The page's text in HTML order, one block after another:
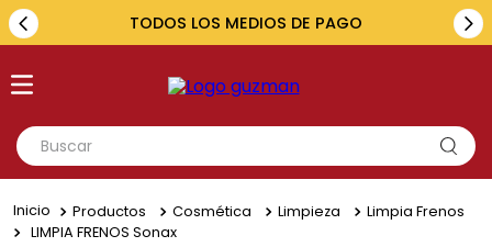
TODOS LOS MEDIOS DE PAGO
Buscar
.
toyota
Productos Cosmética Limpieza
Limpia Frenos
LIMPIA FRENOS Sonax